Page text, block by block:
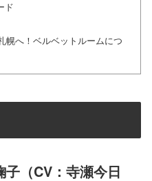
ド
幌へ！ベルベットルームにつ
（CV：寺瀬今日